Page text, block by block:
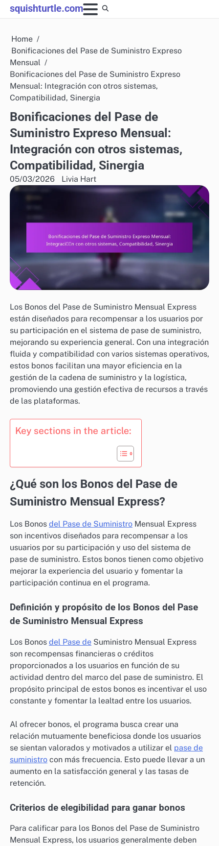
Skip
to
squishturtle.com
Home
Bonificaciones del Pase de Suministro Expreso
Mensual
Bonificaciones del Pase de Suministro Expreso
Mensual: Integración con otros sistemas,
Compatibilidad, Sinergia
Bonificaciones del Pase de
Suministro Expreso Mensual:
Integración con otros sistemas,
Compatibilidad, Sinergia
05/03/2026 Livia Hart
Los Bonos del Pase de Suministro Mensual Express
están diseñados para recompensar a los usuarios por
su participación en el sistema de pase de suministro,
mejorando su experiencia general. Con una integración
fluida y compatibilidad con varios sistemas operativos,
estos bonos facilitan una mayor eficiencia en la
gestión de la cadena de suministro y la logística,
promoviendo una gestión efectiva de recursos a través
de las plataformas.
Key sections in the article:
¿Qué son los Bonos del Pase de
Suministro Mensual Express?
Los Bonos del Pase de Suministro Mensual Express
son incentivos diseñados para recompensar a los
usuarios por su participación y uso del sistema de
pase de suministro. Estos bonos tienen como objetivo
mejorar la experiencia del usuario y fomentar la
participación continua en el programa.
Definición y propósito de los Bonos del Pase
de Suministro Mensual Express
Los Bonos del Pase de Suministro Mensual Express
son recompensas financieras o créditos
proporcionados a los usuarios en función de su
actividad dentro del marco del pase de suministro. El
propósito principal de estos bonos es incentivar el uso
constante y fomentar la lealtad entre los usuarios.
Al ofrecer bonos, el programa busca crear una
relación mutuamente beneficiosa donde los usuarios
se sientan valorados y motivados a utilizar el pase de
suministro con más frecuencia. Esto puede llevar a un
aumento en la satisfacción general y las tasas de
retención.
Criterios de elegibilidad para ganar bonos
Para calificar para los Bonos del Pase de Suministro
Mensual Express, los usuarios generalmente deben